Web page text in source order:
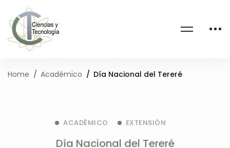
Home Académico Día Nacional del Tereré
ACADÉMICO EXTENSIÓN
Día Nacional del Tereré